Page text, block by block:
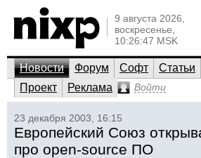
9 августа 2026,
воскресенье,
10:26:47 MSK
Новости Форум Софт Статьи
Проект
Реклама Войти
23 декабря 2003, 16:15
Европейский Союз
про open-source ПО